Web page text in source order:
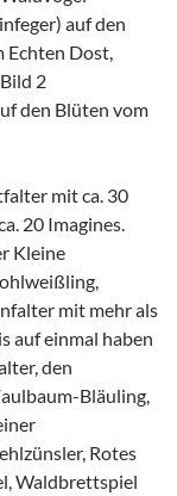
mit ca. 30
20 Imagines.
Kleine
mit mehr als
auf einmal haben
den
Bläuling,
Rotes
Waldbrettspiel